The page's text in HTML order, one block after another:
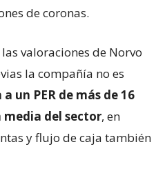
de coronas.
valoraciones de Norvo
la compañía no es
un PER de más de 16
media del sector, en
y flujo de caja también